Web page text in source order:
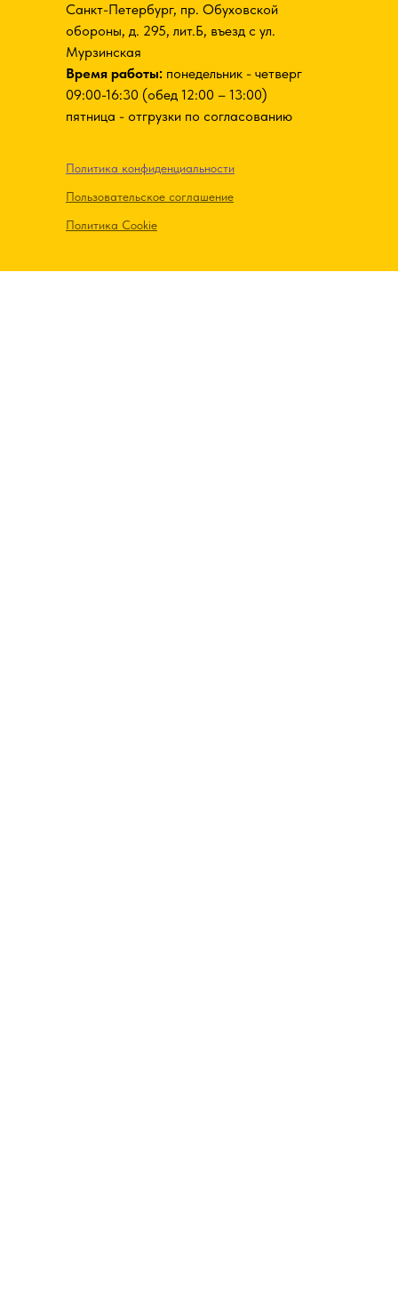
Санкт-Петербург, пр. Обуховской
обороны, д. 295, лит.Б, въезд с ул.
Мурзинская
Время работы: понедельник - четверг
09:00-16:30 (обед 12:00 – 13:00)
пятница - отгрузки по согласованию
Политика Cookie
Пользовательское соглашение
Политика конфиденциальности